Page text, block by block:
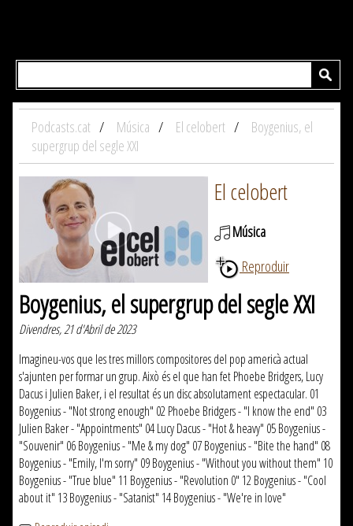
Podcasts.cat Música El celobert
Boygenius, el
supergrup del segle XXI
El celobert
Música
Reproduir
Boygenius, el supergrup del segle XXI
Divendres, 21 d'Abril de 2023
Imagineu-vos que les tres millors compositores del pop americà actual
s'ajunten per formar un grup. Això és el que han fet Phoebe Bridgers, Lucy
Dacus i Julien Baker, i el resultat és un disc absolutament espectacular. 01
Boygenius - "Not strong enough" 02 Phoebe Bridgers - "I know the end" 03
Julien Baker - "Appointments" 04 Lucy Dacus - "Hot & heavy" 05 Boygenius -
"Souvenir" 06 Boygenius - "Me & my dog" 07 Boygenius - "Bite the hand" 08
Boygenius - "Emily, I'm sorry" 09 Boygenius - "Without you without them" 10
Boygenius - "True blue" 11 Boygenius - "Revolution 0" 12 Boygenius - "Cool
about it" 13 Boygenius - "Satanist" 14 Boygenius - "We're in love"